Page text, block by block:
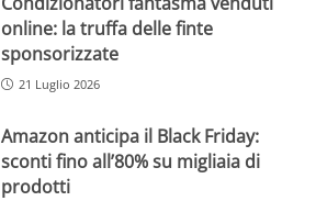
online: la truffa delle finte
sponsorizzate
21 Luglio 2026
Amazon anticipa il Black Friday:
sconti fino all’80% su migliaia di
prodotti